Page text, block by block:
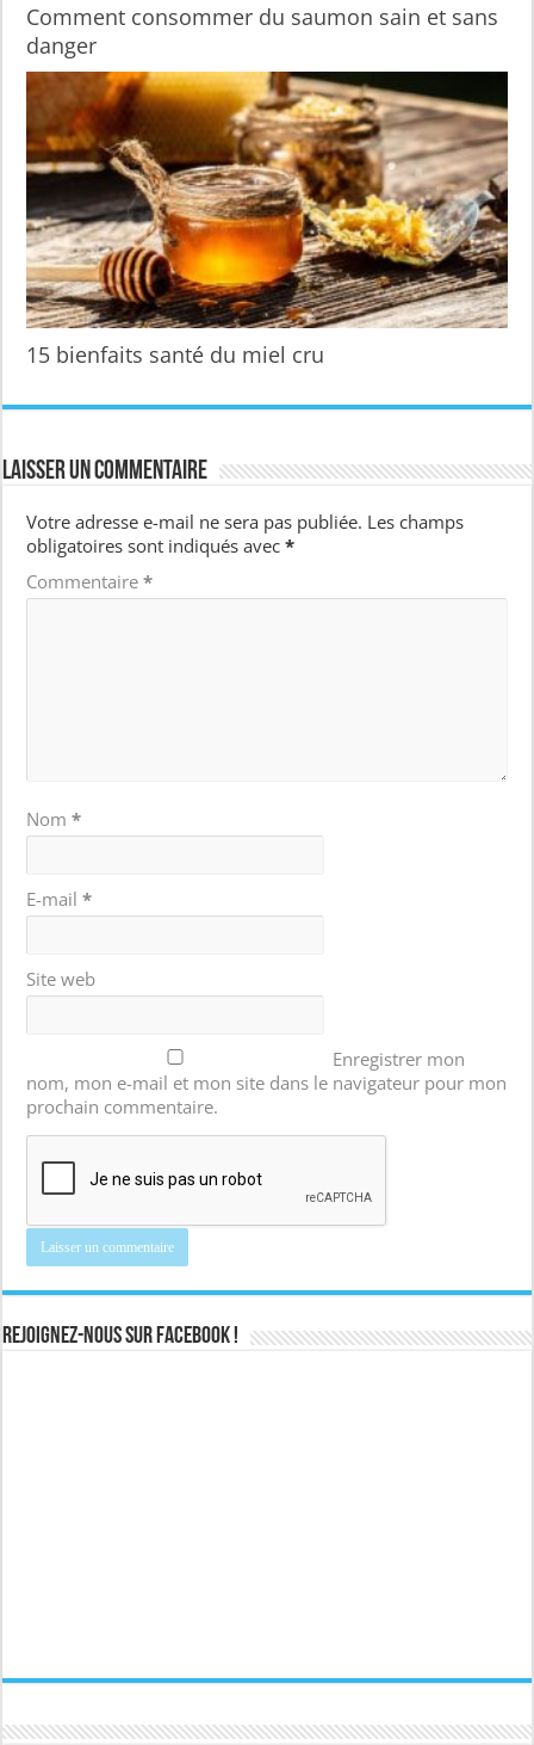
Comment consommer du saumon sain et sans
danger
15 bienfaits santé du miel cru
Laisser un commentaire
Votre adresse e-mail ne sera pas publiée. Les champs
obligatoires sont indiqués avec*
Commentaire*
Nom*
E-mail*
Site web
Enregistrer mon
nom, mon e-mail et mon site dans le navigateur pour mon
prochain commentaire.
Rejoignez-nous sur Facebook !